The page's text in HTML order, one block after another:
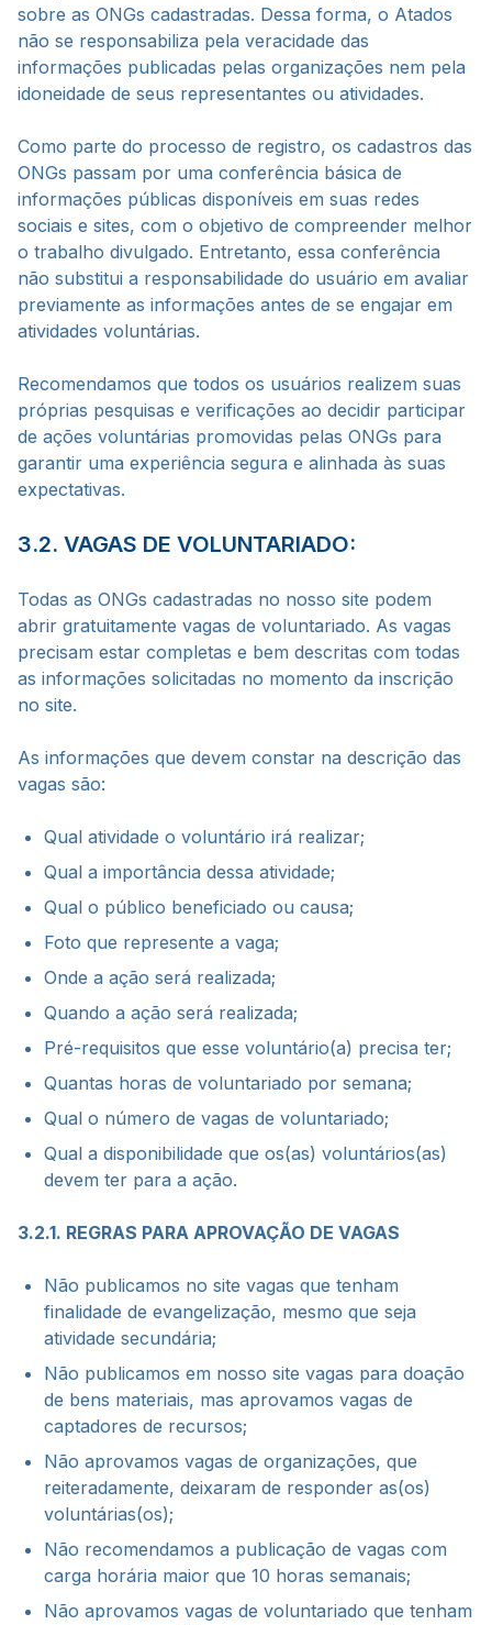
sobre as ONGs cadastradas. Dessa forma, o Atados
não se responsabiliza pela veracidade das
informações publicadas pelas organizações nem pela
idoneidade de seus representantes ou atividades.
Como parte do processo de registro, os cadastros das
ONGs passam por uma conferência básica de
informações públicas disponíveis em suas redes
sociais e sites, com o objetivo de compreender melhor
o trabalho divulgado. Entretanto, essa conferência
não substitui a responsabilidade do usuário em avaliar
previamente as informações antes de se engajar em
atividades voluntárias.
Recomendamos que todos os usuários realizem suas
próprias pesquisas e verificações ao decidir participar
de ações voluntárias promovidas pelas ONGs para
garantir uma experiência segura e alinhada às suas
expectativas.
3.2. VAGAS DE VOLUNTARIADO:
Todas as ONGs cadastradas no nosso site podem
abrir gratuitamente vagas de voluntariado. As vagas
precisam estar completas e bem descritas com todas
as informações solicitadas no momento da inscrição
no site.
As informações que devem constar na descrição das
vagas são:
Qual atividade o voluntário irá realizar;
Qual a importância dessa atividade;
Qual o público beneficiado ou causa;
Foto que represente a vaga;
Onde a ação será realizada;
Quando a ação será realizada;
Pré-requisitos que esse voluntário(a) precisa ter;
Quantas horas de voluntariado por semana;
Qual o número de vagas de voluntariado;
Qual a disponibilidade que os(as) voluntários(as)
devem ter para a ação.
3.2.1. REGRAS PARA APROVAÇÃO DE VAGAS
Não publicamos no site vagas que tenham
finalidade de evangelização, mesmo que seja
atividade secundária;
Não publicamos em nosso site vagas para doação
de bens materiais, mas aprovamos vagas de
captadores de recursos;
Não aprovamos vagas de organizações, que
reiteradamente, deixaram de responder as(os)
voluntárias(os);
Não recomendamos a publicação de vagas com
carga horária maior que 10 horas semanais;
Não aprovamos vagas de voluntariado que tenham